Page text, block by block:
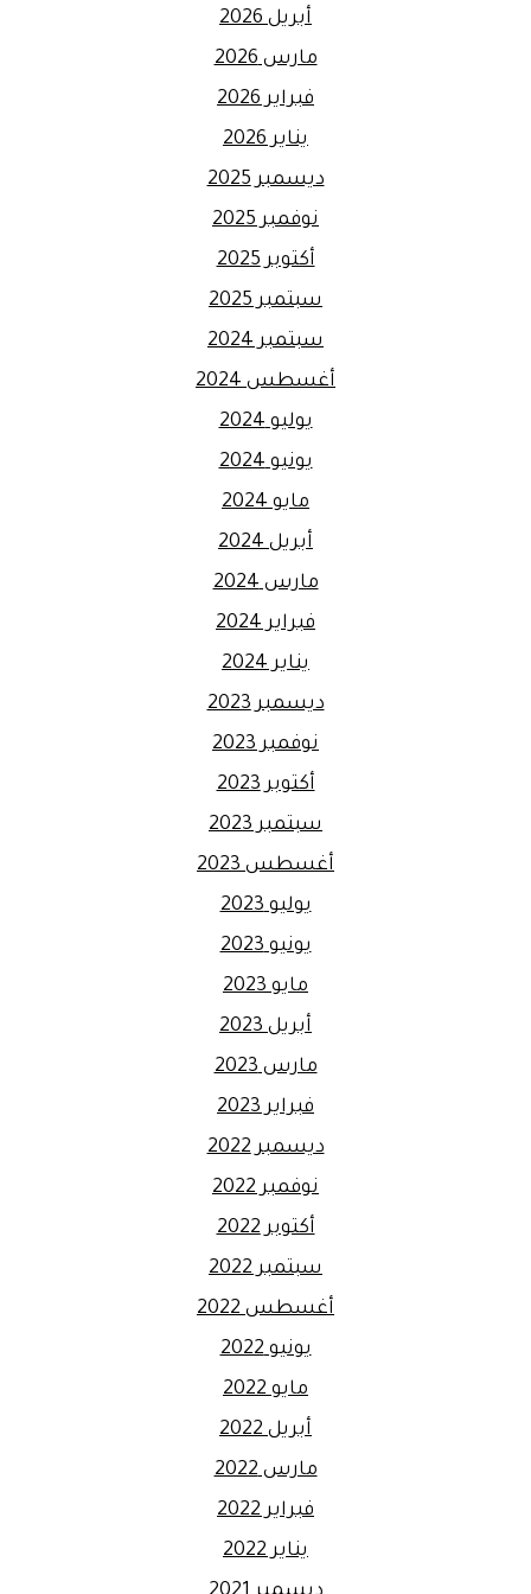
أبريل 2026
مارس 2026
فبراير 2026
يناير 2026
ديسمبر 2025
نوفمبر 2025
أكتوبر 2025
سبتمبر 2025
سبتمبر 2024
أغسطس 2024
يوليو 2024
يونيو 2024
مايو 2024
أبريل 2024
مارس 2024
فبراير 2024
يناير 2024
ديسمبر 2023
نوفمبر 2023
أكتوبر 2023
سبتمبر 2023
أغسطس 2023
يوليو 2023
يونيو 2023
مايو 2023
أبريل 2023
مارس 2023
فبراير 2023
ديسمبر 2022
نوفمبر 2022
أكتوبر 2022
سبتمبر 2022
أغسطس 2022
يونيو 2022
مايو 2022
أبريل 2022
مارس 2022
فبراير 2022
يناير 2022